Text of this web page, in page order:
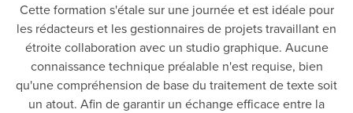
Cette formation s'étale sur une journée et est idéale pour
les rédacteurs et les gestionnaires de projets travaillant en
étroite collaboration avec un studio graphique. Aucune
connaissance technique préalable n'est requise, bien
qu'une compréhension de base du traitement de texte soit
un atout. Afin de garantir un échange efficace entre la